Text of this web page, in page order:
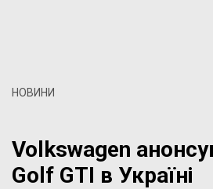
НОВИНИ
Volkswagen
Golf GTI в Україні